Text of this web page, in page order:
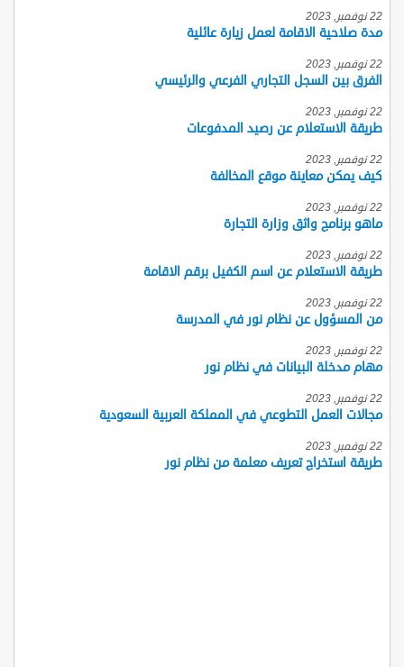
22 نوفمبر, 2023
مدة صلاحية الاقامة لعمل زيارة عائلية
22 نوفمبر, 2023
الفرق بين السجل التجاري الفرعي والرئيسي
22 نوفمبر, 2023
طريقة الاستعلام عن رصيد المدفوعات
22 نوفمبر, 2023
كيف يمكن معاينة موقع المخالفة
22 نوفمبر, 2023
ماهو برنامج واثق وزارة التجارة
22 نوفمبر, 2023
طريقة الاستعلام عن اسم الكفيل برقم الاقامة
22 نوفمبر, 2023
من المسؤول عن نظام نور في المدرسة
22 نوفمبر, 2023
مهام مدخلة البيانات في نظام نور
22 نوفمبر, 2023
مجالات العمل التطوعي في المملكة العربية السعودية
22 نوفمبر, 2023
طريقة استخراج تعريف معلمة من نظام نور